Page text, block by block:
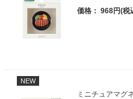
価格： 968円(税
NEW
ミニチュアマグ